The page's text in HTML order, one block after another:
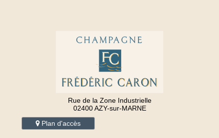
Rue de la Zone Industrielle
02400 AZY-sur-MARNE
Plan d'accès